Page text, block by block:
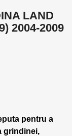
LAND
2004-2009
pentru a
grindinei,